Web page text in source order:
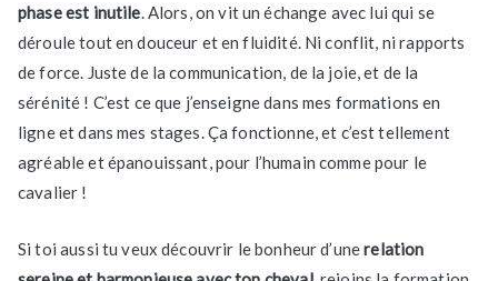
phase est inutile. Alors, on vit un échange avec lui qui se
déroule tout en douceur et en fluidité. Ni conflit, ni rapports
de force. Juste de la communication, de la joie, et de la
sérénité ! C’est ce que j’enseigne dans mes formations en
ligne et dans mes stages. Ça fonctionne, et c’est tellement
agréable et épanouissant, pour l’humain comme pour le
cavalier !
Si toi aussi tu veux découvrir le bonheur d’unerelation